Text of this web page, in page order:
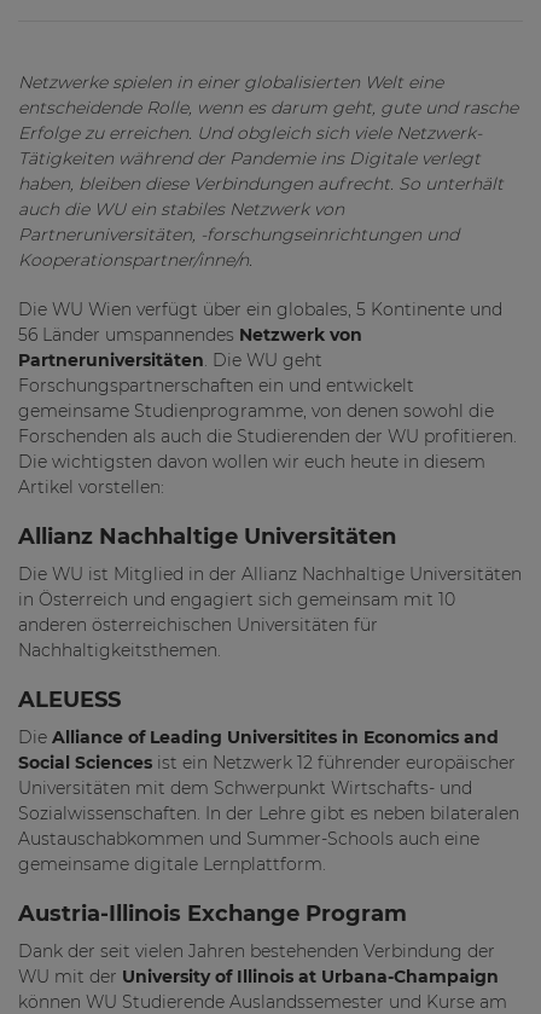
Netzwerke spielen in einer globalisierten Welt eine
entscheidende Rolle, wenn es darum geht, gute und rasche
Erfolge zu erreichen. Und obgleich sich viele Netzwerk-
Tätigkeiten während der Pandemie ins Digitale verlegt
haben, bleiben diese Verbindungen aufrecht. So unterhält
auch die WU ein stabiles Netzwerk von
Partneruniversitäten, -forschungseinrichtungen und
Kooperationspartner/inne/n.
Die WU Wien verfügt über ein globales, 5 Kontinente und
56 Länder umspannendes Netzwerk von
Partneruniversitäten. Die WU geht
Forschungspartnerschaften ein und entwickelt
gemeinsame Studienprogramme, von denen sowohl die
Forschenden als auch die Studierenden der WU profitieren.
Die wichtigsten davon wollen wir euch heute in diesem
Artikel vorstellen:
Allianz Nachhaltige Universitäten
Die WU ist Mitglied in der Allianz Nachhaltige Universitäten
in Österreich und engagiert sich gemeinsam mit 10
anderen österreichischen Universitäten für
Nachhaltigkeitsthemen.
ALEUESS
Die Alliance of Leading Universitites in Economics and
Social Sciences ist ein Netzwerk 12 führender europäischer
Universitäten mit dem Schwerpunkt Wirtschafts- und
Sozialwissenschaften. In der Lehre gibt es neben bilateralen
Austauschabkommen und Summer-Schools auch eine
gemeinsame digitale Lernplattform.
Austria-Illinois Exchange Program
Dank der seit vielen Jahren bestehenden Verbindung der
WU mit der University of Illinois at Urbana-Champaign
können WU Studierende Auslandssemester und Kurse am